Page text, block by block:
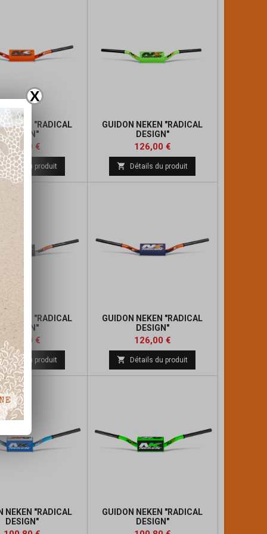
X
NEKEN "RADICAL
DESIGN"
Prix
126,00 €
Détails du produit
GUIDON NEKEN "RADICAL
DESIGN"
Prix
126,00 €
 Détails du produit
NEKEN "RADICAL
DESIGN"
Prix
126,00 €
Détails du produit
GUIDON NEKEN "RADICAL
DESIGN"
Prix
126,00 €
 Détails du produit
NEKEN "RADICAL
DESIGN"
GUIDON NEKEN "RADICAL
DESIGN"